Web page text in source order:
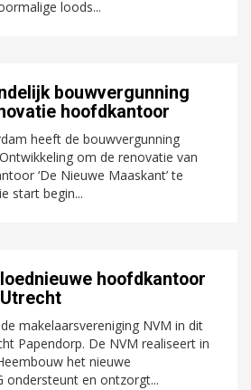
loods...
bouwvergunning
hoofdkantoor
heeft de bouwvergunning
om de renovatie van
‘De Nieuwe Maaskant’ te
start begin...
hoofdkantoor
makelaarsvereniging NVM in dit
Papendorp. De NVM realiseert in
het nieuwe
ondersteunt en ontzorgt...